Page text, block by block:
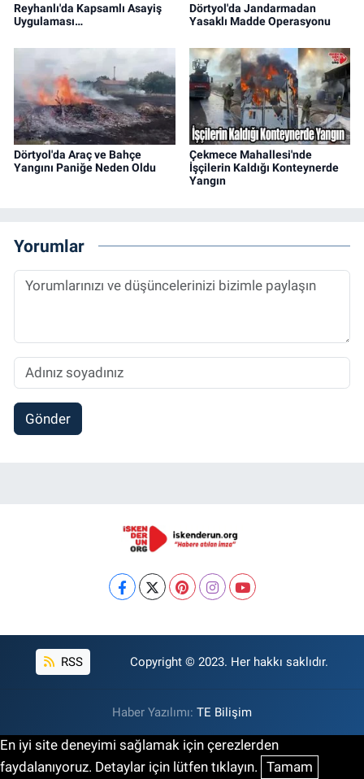
Reyhanlı'da Kapsamlı Asayiş
Uygulaması…
Dörtyol'da Jandarmadan
Yasaklı Madde Operasyonu
Dörtyol'da Araç ve Bahçe
Yangını Paniğe Neden Oldu
Çekmece Mahallesi'nde
İşçilerin Kaldığı Konteynerde
Yangın
Yorumlar
Gönder
RSS Copyright © 2023. Her hakkı saklıdır.
Haber Yazılımı: TE Bilişim
En iyi site deneyimi sağlamak için çerezlerden
faydalanıyoruz. Detaylar için lütfen tıklayın. Tamam